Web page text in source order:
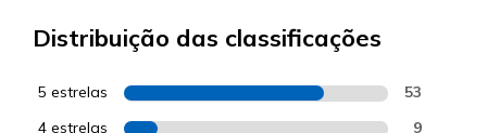
Distribuição das classificações
5 estrelas 53
4 estrelas 9